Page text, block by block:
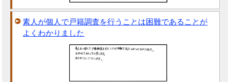
素人が個人で戸籍調査を行うことは困難であることが
よくわかりました